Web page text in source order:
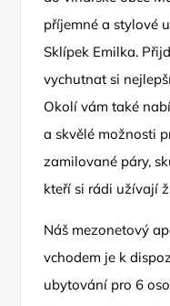
příjemné a stylové
Sklípek Emilka.
vychutnat si
Okolí vám také
a skvělé možnosti
zamilované páry,
kteří si rádi užívají
Náš mezonetový
vchodem je k
ubytování pro 6